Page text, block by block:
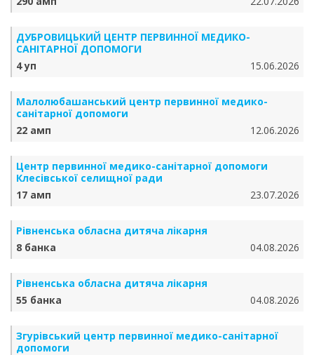
ДУБРОВИЦЬКИЙ ЦЕНТР ПЕРВИННОЇ МЕДИКО-
САНІТАРНОЇ ДОПОМОГИ
4 уп
15.06.2026
Малолюбашанський центр первинної медико-
санітарної допомоги
22 амп
12.06.2026
Центр первинної медико-санітарної допомоги
Клесівської селищної ради
17 амп
23.07.2026
Рівненська обласна дитяча лікарня
8 банка
04.08.2026
Рівненська обласна дитяча лікарня
55 банка
04.08.2026
Згурівський центр первинної медико-санітарної
допомоги